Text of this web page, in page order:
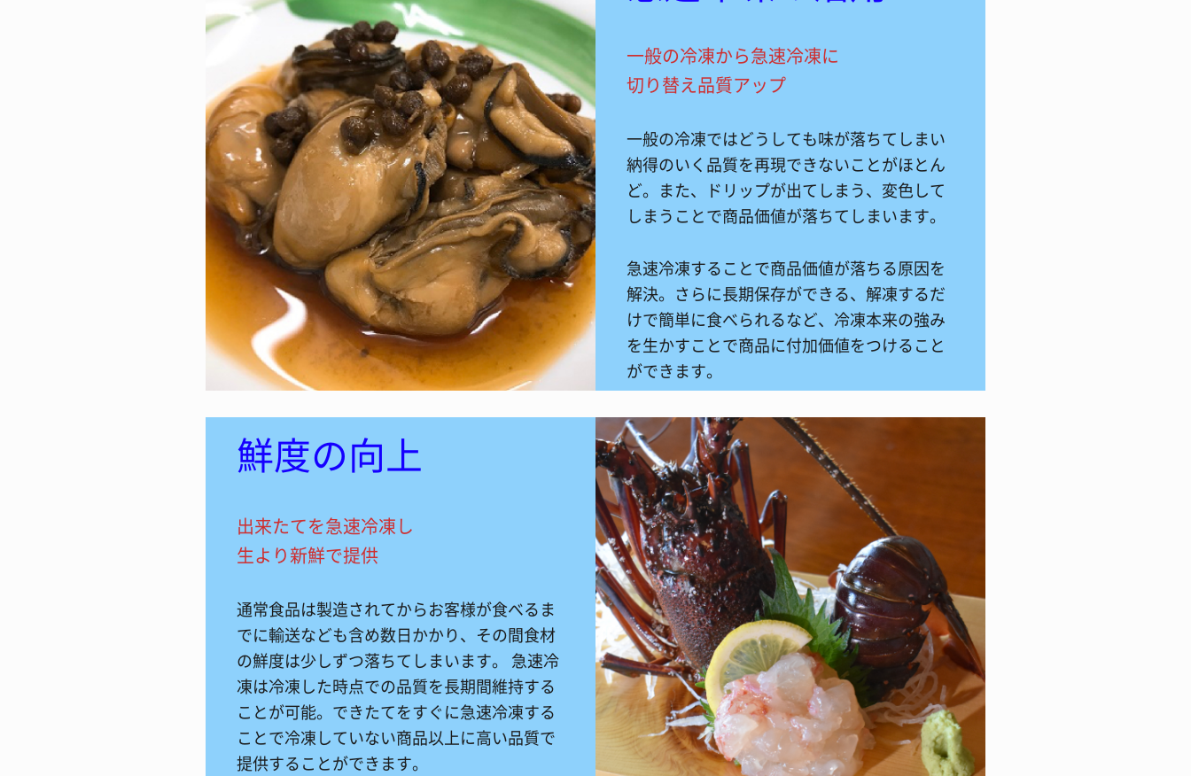
一般の冷凍から急速冷凍に
切り替え品質アップ
一般の冷凍ではどうしても味が落ちてしまい
納得のいく品質を再現できないことがほとん
ど。また、ドリップが出てしまう、変色して
しまうことで商品価値が落ちてしまいます。
急速冷凍することで商品価値が落ちる原因を
解決。さらに長期保存ができる、解凍するだ
けで簡単に食べられるなど、冷凍本来の強み
を生かすことで商品に付加価値をつけること
ができます。
鮮度の向上
出来たてを急速冷凍し
生より新鮮で提供
通常食品は製造されてからお客様が食べるま
でに輸送なども含め数日かかり、その間食材
の鮮度は少しずつ落ちてしまいます。 急速冷
凍は冷凍した時点での品質を長期間維持する
ことが可能。できたてをすぐに急速冷凍する
ことで冷凍していない商品以上に高い品質で
提供することができます。